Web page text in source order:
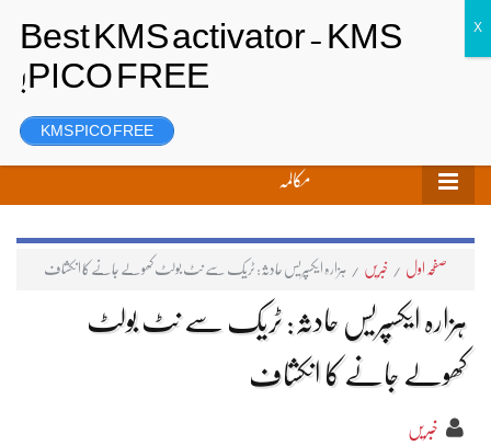
رجسٹر
مکالمہ
صفحہ اول / خبریں / ہزارہ ایکسپریس حادثہ: ٹریک سے نٹ بولٹ کھولے جانے کا انکشاف
ہزارہ ایکسپریس حادثہ: ٹریک سے نٹ بولٹ
کھولے جانے کا انکشاف
خبریں
KMS PICO FREE